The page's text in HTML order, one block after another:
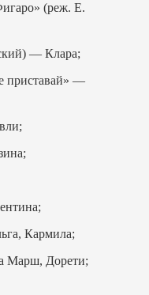
(реж. Е.
— Клара;
приставай» —
Кармила;
Марш, Дорети;